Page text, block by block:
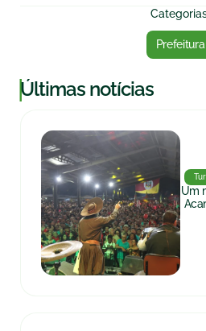
Prefeitura
|Últimas notícias
Um